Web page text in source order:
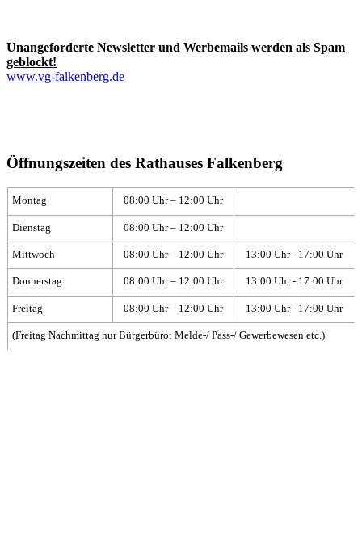
Unangeforderte Newsletter und Werbemails werden als Spam
geblockt!
www.vg-falkenberg.de
Öffnungszeiten des Rathauses Falkenberg
Montag 08:00 Uhr – 12:00 Uhr
Dienstag 08:00 Uhr – 12:00 Uhr
Mittwoch 08:00 Uhr – 12:00 Uhr 13:00 Uhr - 17:00 Uhr
Donnerstag 08:00 Uhr – 12:00 Uhr 13:00 Uhr - 17:00 Uhr
Freitag 08:00 Uhr – 12:00 Uhr 13:00 Uhr - 17:00 Uhr
(Freitag Nachmittag nur Bürgerbüro: Melde-/ Pass-/ Gewerbewesen etc.)